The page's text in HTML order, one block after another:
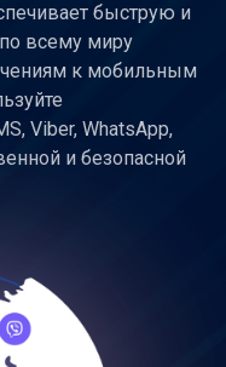
быструю и
всему миру
к мобильным
Viber, WhatsApp,
и безопасной